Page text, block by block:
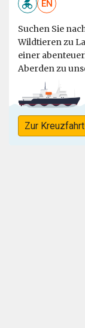
EN
Suchen Sie
Wildtieren zu
einer
Aberden zu
Zur